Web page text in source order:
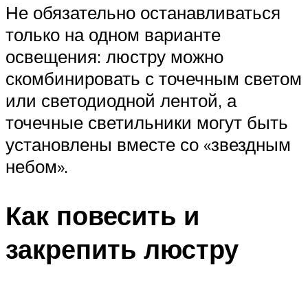
Не обязательно останавливаться
только на одном варианте
освещения: люстру можно
скомбинировать с точечным светом
или светодиодной лентой, а
точечные светильники могут быть
установлены вместе со «звездным
небом».
Как повесить и
закрепить люстру